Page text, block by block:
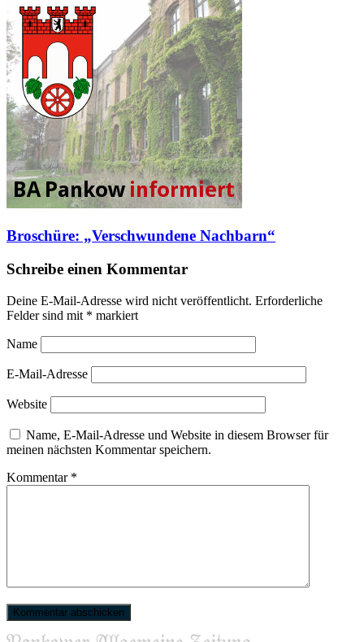
Broschüre: „Verschwundene Nachbarn“
Schreibe einen Kommentar
Deine E-Mail-Adresse wird nicht veröffentlicht. Erforderliche
Felder sind mit * markiert
Name
E-Mail-Adresse
Website
Name, E-Mail-Adresse und Website in diesem Browser für
meinen nächsten Kommentar speichern.
Kommentar *